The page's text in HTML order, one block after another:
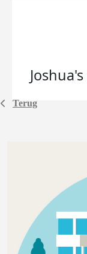
Terug
Joshua's